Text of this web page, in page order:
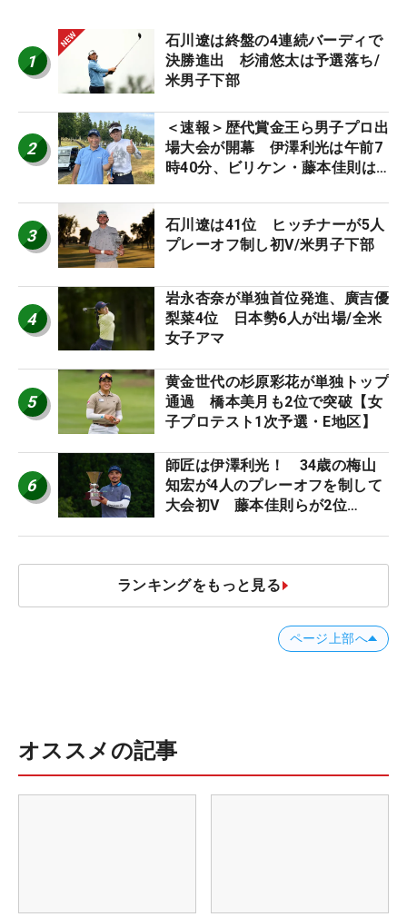
1
石川遼は終盤の4連続バーディで
決勝進出 杉浦悠太は予選落ち/
米男子下部
2
＜速報＞歴代賞金王ら男子プロ出
場大会が開幕 伊澤利光は午前7
時40分、ビリケン・藤本佳則は
STAGE JOYX OPEN】
3
石川遼は41位 ヒッチナーが5人
プレーオフ制し初V/米男子下部
4
岩永杏奈が単独首位発進、廣吉優
梨菜4位 日本勢6人が出場/全米
女子アマ
5
黄金世代の杉原彩花が単独トップ
通過 橋本美月も2位で突破【女
子プロテスト1次予選・E地区】
6
師匠は伊澤利光！ 34歳の梅山
知宏が4人のプレーオフを制して
大会初V 藤本佳則らが2位
ランキングをもっと見る
ページ上部へ
オススメの記事